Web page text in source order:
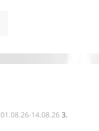
14.08.26 3.